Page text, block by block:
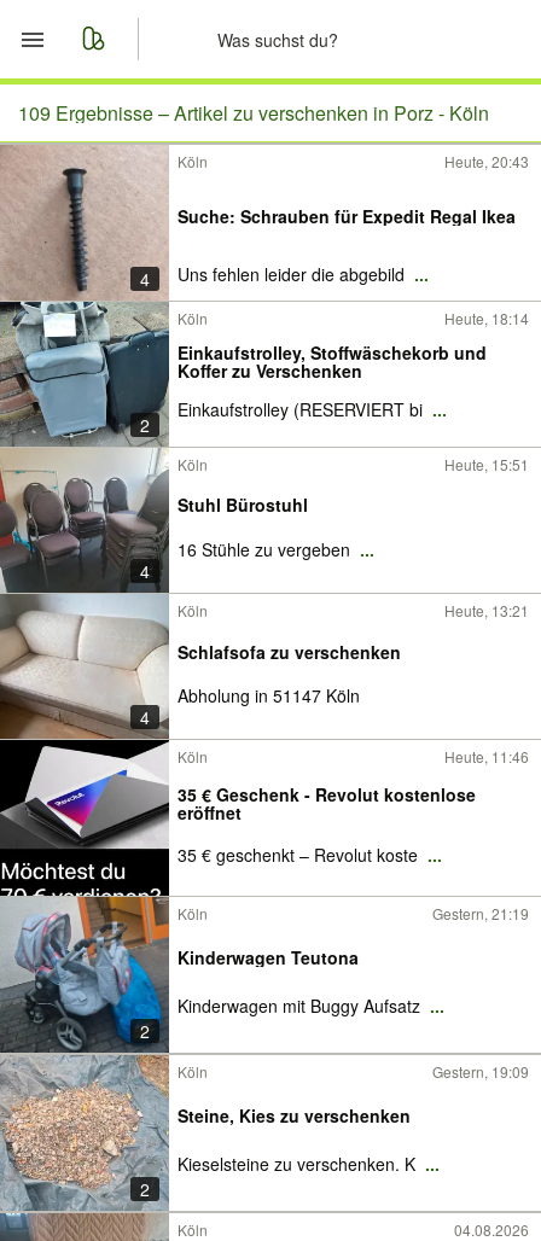
Start
Merkliste
Nachrichten
Anzeige aufgeben
109 Ergebnisse –Artikel zu verschenken in Porz - Köln
4
Köln Heute, 20:43
Suche: Schrauben für Expedit Regal Ikea
Uns fehlen leider die abgebild ...
2
Köln Heute, 18:14
Einkaufstrolley, Stoffwäschekorb und
Koffer zu Verschenken
Einkaufstrolley (RESERVIERT bi ...
4
Köln Heute, 15:51
Stuhl Bürostuhl
16 Stühle zu vergeben ...
4
Köln Heute, 13:21
Schlafsofa zu verschenken
Abholung in 51147 Köln
Köln Heute, 11:46
35 € Geschenk - Revolut kostenlose
eröffnet
35 € geschenkt – Revolut koste ...
2
Köln Gestern, 21:19
Kinderwagen Teutona
Kinderwagen mit Buggy Aufsatz ...
2
Köln Gestern, 19:09
Steine, Kies zu verschenken
Kieselsteine zu verschenken. K ...
Köln 04.08.2026